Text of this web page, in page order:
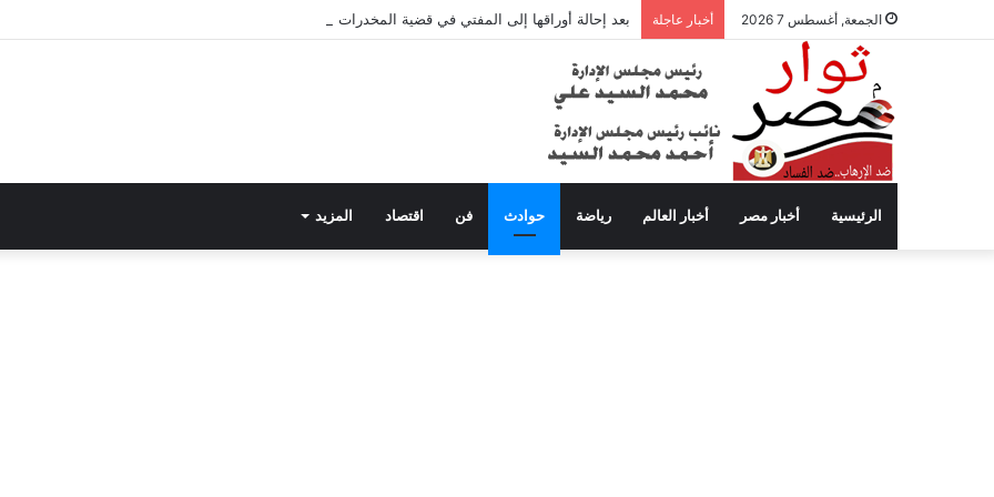
الجمعة, أغسطس 7 2026 أخبار عاجلة بعد إحالة أوراقها إلى المفتي في قضية المخدرات الكبرى.. من هي سارة خليفة؟
الرئيسية أخبار مصر أخبار العالم رياضة حوادث فن اقتصاد المزيد